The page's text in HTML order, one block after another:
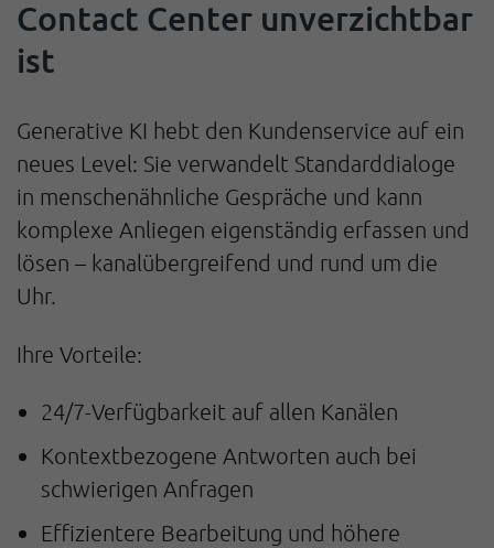
Contact Center unverzichtbar
ist
Generative KI hebt den Kundenservice auf ein
neues Level: Sie verwandelt Standarddialoge
in menschenähnliche Gespräche und kann
komplexe Anliegen eigenständig erfassen und
lösen – kanalübergreifend und rund um die
Uhr.
Ihre Vorteile:
24/7-Verfügbarkeit auf allen Kanälen
Kontextbezogene Antworten auch bei
schwierigen Anfragen
Effizientere Bearbeitung und höhere